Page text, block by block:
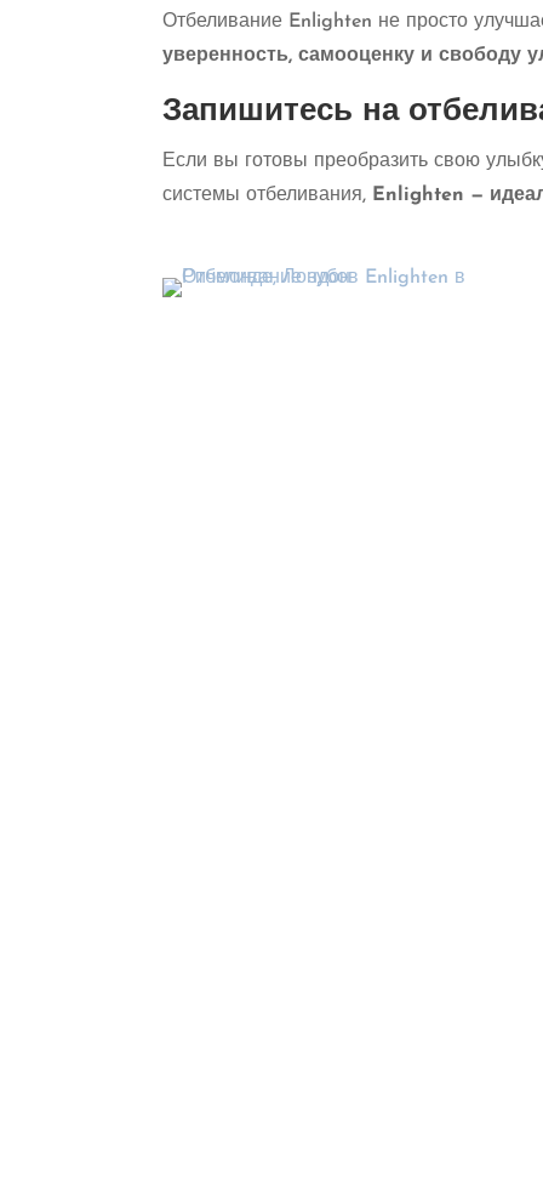
Отбеливание Enlighten не просто
уверенность, самооценку и свободу
Запишитесь на
Если вы готовы преобразить свою
системы отбеливания, Enlighten —